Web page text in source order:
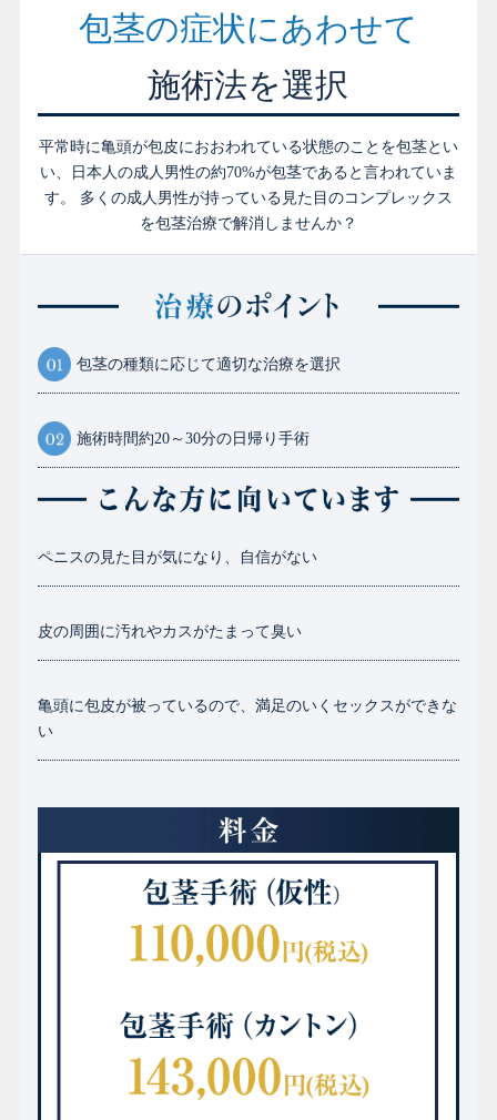
包茎の症状にあわせて
施術法を選択
平常時に亀頭が包皮におおわれている状態のことを包茎とい
い、日本人の成人男性の約70%が包茎であると言われていま
す。 多くの成人男性が持っている見た目のコンプレックス
を包茎治療で解消しませんか？
包茎の種類に応じて適切な治療を選択
施術時間約20～30分の日帰り手術
ペニスの見た目が気になり、自信がない
皮の周囲に汚れやカスがたまって臭い
亀頭に包皮が被っているので、満足のいくセックスができな
い